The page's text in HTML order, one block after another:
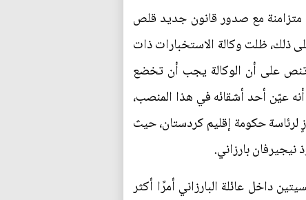
متزامنة مع صدور قانون جديد قلص
ذلك، ظلت وكالة الاستخبارات ذات
تنص على أن الوكالة يجب أن تخضع
عيّن أحد أشقائه في هذا المنصب،
لرئاسة حكومة إقليم كردستان، حيث
بارزاني.
داخل عائلة البارزاني أمرًا أكثر